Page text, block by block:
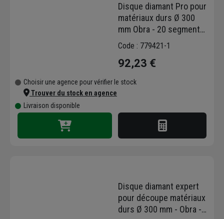
Disque diamant Pro pour
matériaux durs Ø 300
mm Obra - 20 segments
40 x 3 x 10 mm - Alésage
25,4 mm
Code : 779421-1
92,23 €
Choisir une agence pour vérifier le stock
Trouver du stock en agence
Livraison disponible
Disque diamant expert
pour découpe matériaux
durs Ø 300 mm - Obra -